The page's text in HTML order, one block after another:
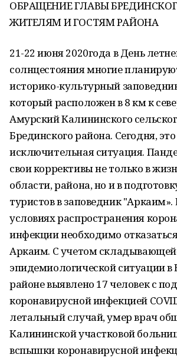
ОБРАЩЕНИЕ ГЛАВЫ
ЖИТЕЛЯМ И ГОСТЯМ РАЙОНА
21-22 июня 2020года в День
солнцестояния многие
историко-культурный
который расположен в 8 км к
Амурский Калининского
Брединского района. Сегодня, это
исключительная ситуация.
свои коррективы не только в
области, района, но и в
туристов в заповедник "Аркаим».
условиях распространения
инфекции необходимо
Аркаим. С учетом
эпидемиологической ситуации
районе выявлено 17 человек с
коронавирусной инфекцией
летальный случай, умер врач
Калининской участковой
вспышки коронавирусной